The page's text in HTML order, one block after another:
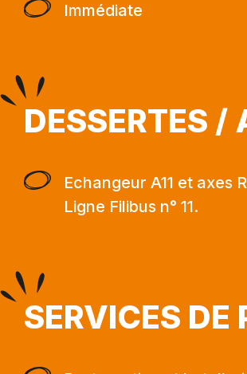
Immédiate
DESSERTES /
Echangeur A11 et axes
Ligne Filibus n° 11.
SERVICES DE